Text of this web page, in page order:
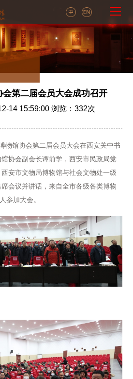
第二届会员大会成功召开
14 15:59:00 浏览： 332次
馆协会第二届会员大会在西安关中书
协会副会长谭前学，西安市民政局党
安市文物局博物馆与社会文物处一级
会议并讲话，来自全市各级各类博物
参加大会。